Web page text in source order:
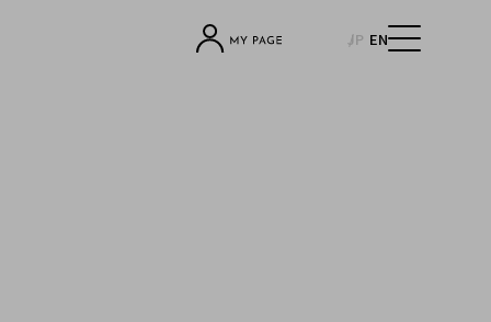
JP EN